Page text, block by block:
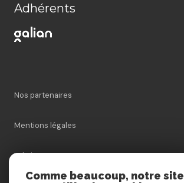
Adhérents
Nos partenaires
Mentions légales
Admin
Comme beaucoup, notre site